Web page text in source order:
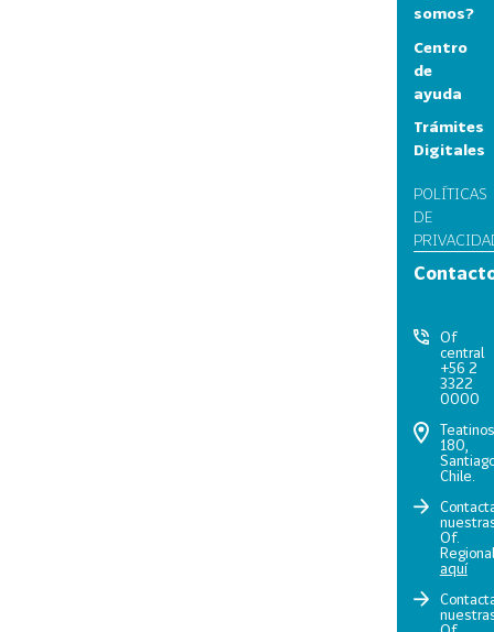
somos?
Centro
de
ayuda
Trámites
Digitales
POLÍTICAS
DE
Of
central
+56 2
3322
0000
Teatinos
180,
Chile.
Of.
aquí